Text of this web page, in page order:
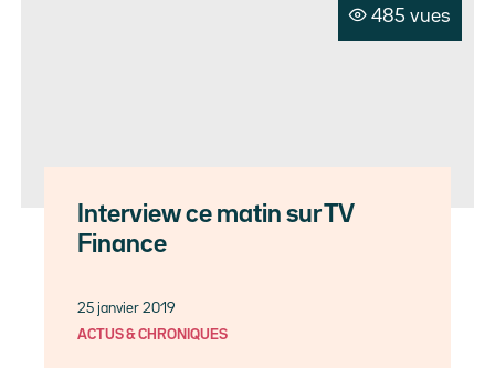
485 vues
Interview ce matin sur TV
Finance
25 janvier 2019
ACTUS & CHRONIQUES